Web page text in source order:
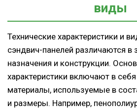
виды
Технические характеристики и
сэндвич-панелей различаются в
назначения и конструкции.
характеристики включают в
материалы, используемые в
и размеры. Например,